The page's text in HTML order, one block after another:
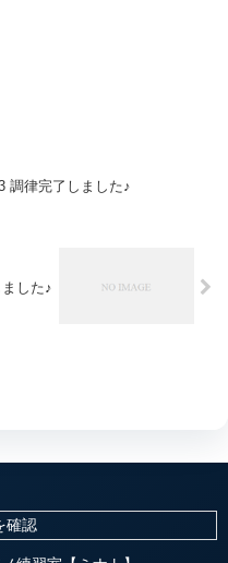
調律完了しました♪
した♪
確認